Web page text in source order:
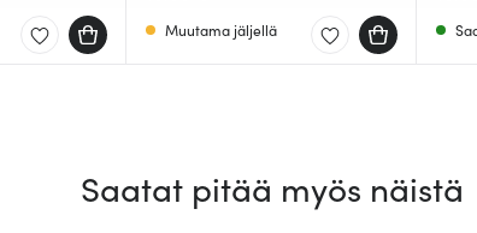
Muutama jäljellä
Saatat pitää myös näistä